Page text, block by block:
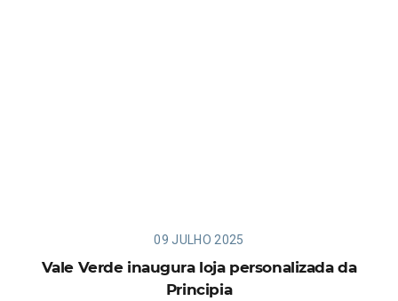
09 JULHO 2025
Vale Verde inaugura loja personalizada da
Principia